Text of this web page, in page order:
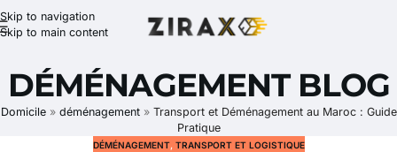
Skip to navigation
Skip to main content
DÉMÉNAGEMENT BLOG
Domicile » déménagement »Transport et Déménagement au Maroc : Guide
Pratique
DÉMÉNAGEMENT, TRANSPORT ET LOGISTIQUE